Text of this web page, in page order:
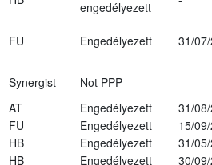
engedélyezett
FU Engedélyezett 31/
Synergist
Not PPP
AT Engedélyezett
31/
FU Engedélyezett
15/
HB Engedélyezett
31/
HB Engedélyezett
30/